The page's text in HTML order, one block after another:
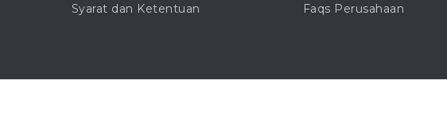
Syarat dan Ketentuan
Faqs Perusahaan